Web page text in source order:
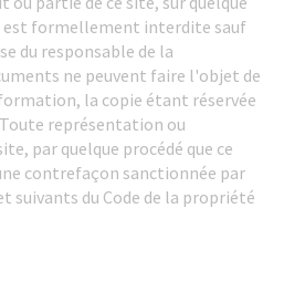
est formellement interdite sauf
du responsable de la
ne peuvent faire l'objet de
la copie étant réservée
Toute représentation ou
par quelque procédé que ce
contrefaçon sanctionnée par
suivants du Code de la propriété